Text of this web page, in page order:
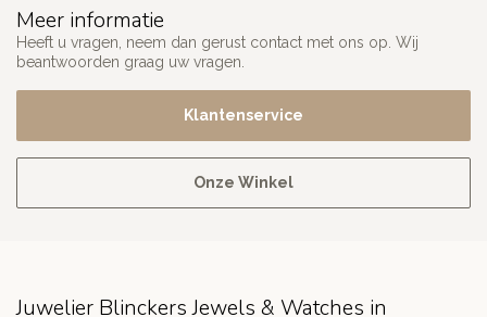
Meer informatie
Heeft u vragen, neem dan gerust contact met ons op. Wij
beantwoorden graag uw vragen.
Klantenservice
Onze Winkel
Juwelier Blinckers Jewels & Watches in